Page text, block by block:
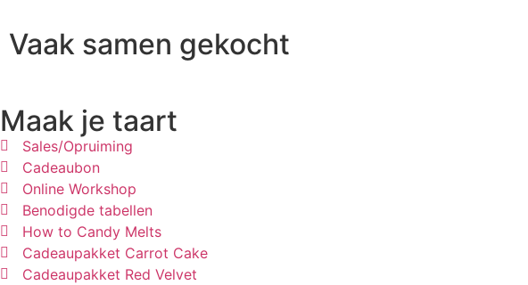
Vaak samen gekocht
Maak je taart
Sales/Opruiming
Cadeaubon
Online Workshop
Benodigde tabellen
How to Candy Melts
Cadeaupakket Carrot Cake
Cadeaupakket Red Velvet